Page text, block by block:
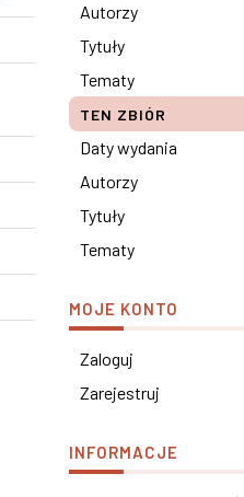
Autorzy
Tytuły
Tematy
TEN ZBIÓR
Daty wydania
Autorzy
Tytuły
Tematy
MOJE KONTO
Zaloguj
Zarejestruj
INFORMACJE